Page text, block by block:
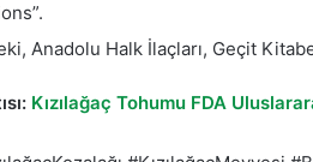
Anadolu Halk İlaçları, Geçit
Kızılağaç Tohumu FDA